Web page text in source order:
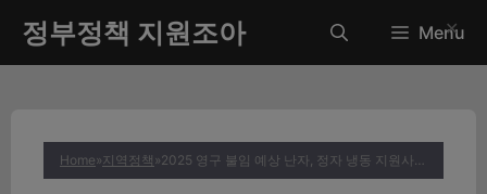
츠
정부정책 지원조아 Menu
Home»지역정책 » 2025 영구 불임 예상 난자, 정자 냉동 지원사업 신청방법 (자격조건부터 지원금까지)
✕